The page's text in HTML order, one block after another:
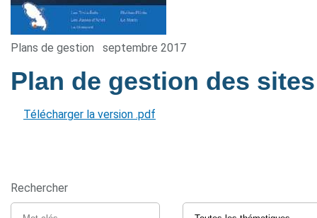
Plans de gestion septembre 2017
Plan de gestion des
Télécharger la version .pdf
Rechercher